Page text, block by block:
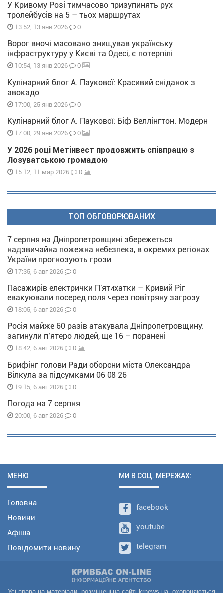
У Кривому Розі тимчасово призупинять рух
тролейбусів на 5 – тьох маршрутах
13:52, 13 янв 2026 0
Ворог вночі масовано знищував українську
інфраструктуру у Києві та Одесі, є потерпілі
10:54, 13 янв 2026 0
Кулінарний блог А. Паукової: Красивий сніданок з
авокадо
17:00, 25 янв 2026 0
Кулінарний блог А. Паукової: Біф Веллінгтон. Модерн
17:00, 29 янв 2026 0
У 2026 році Метінвест продовжить співпрацю з
Лозуватською громадою
15:12, 11 мар 2026 0
ТОП ОБГОВОРЮВАНИХ
7 серпня на Дніпропетровщині збережеться
надзвичайна пожежна небезпека, в окремих регіонах
України прогнозують грози
17:35, 6 авг 2026 0
Пасажирів електрички П'ятихатки – Кривий Ріг
евакуювали посеред поля через повітряну загрозу
18:05, 6 авг 2026 0
Росія майже 60 разів атакувала Дніпропетровщину:
загинули п’ятеро людей, ще 16 – поранені
18:42, 6 авг 2026 0
Брифінг голови Ради оборони міста Олександра
Вілкула за підсумками 06 08 26
19:15, 6 авг 2026 0
Погода на 7 серпня
20:00, 6 авг 2026 0
МЕНЮ
Головна
Новини
Афіша
Повідомити новину
МИ В СОЦ. МЕРЕЖАХ:
facebook
youtube
telegram
Усі права на матеріали, розміщені на сайті krnews.ua, охороняються